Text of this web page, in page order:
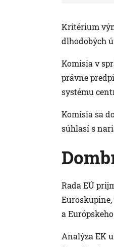
Kritérium
dlhodobých
Komisia v
právne
systému
Komisia sa
súhlasí s
Rada EÚ
a
Analýza EK